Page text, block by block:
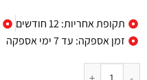
תקופת אחריות: 12 חודשים
זמן אספקה: עד 7 ימי אספקה